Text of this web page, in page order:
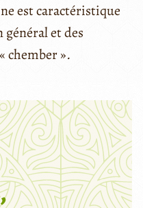
est caractéristique
général et des
chember ».